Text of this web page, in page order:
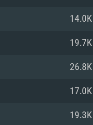
bit)
이상
11.0
Core i5 (Intel
신 버전
14.0K
19.7K
26.8K
17.0K
19.3K